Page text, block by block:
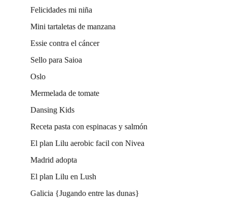
Felicidades mi niña
Mini tartaletas de manzana
Essie contra el cáncer
Sello para Saioa
Oslo
Mermelada de tomate
Dansing Kids
Receta pasta con espinacas y salmón
El plan Lilu aerobic facil con Nivea
Madrid adopta
El plan Lilu en Lush
Galicia {Jugando entre las dunas}